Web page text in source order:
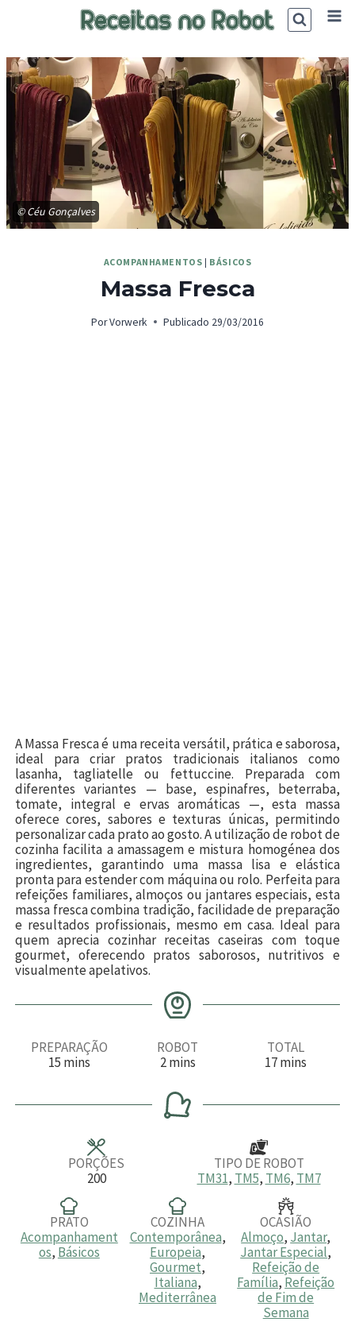
© Céu Gonçalves
ACOMPANHAMENTOS | BÁSICOS
Massa Fresca
PorVorwerk Publicado 29/03/2016
A Massa Fresca é uma receita versátil, prática e saborosa,
ideal para criar pratos tradicionais italianos como
lasanha, tagliatelle ou fettuccine. Preparada com
diferentes variantes — base, espinafres, beterraba,
tomate, integral e ervas aromáticas —, esta massa
oferece cores, sabores e texturas únicas, permitindo
personalizar cada prato ao gosto. A utilização de robot de
cozinha facilita a amassagem e mistura homogénea dos
ingredientes, garantindo uma massa lisa e elástica
pronta para estender com máquina ou rolo. Perfeita para
refeições familiares, almoços ou jantares especiais, esta
massa fresca combina tradição, facilidade de preparação
e resultados profissionais, mesmo em casa. Ideal para
quem aprecia cozinhar receitas caseiras com toque
gourmet, oferecendo pratos saborosos, nutritivos e
visualmente apelativos.
PREPARAÇÃO
15m
u
mins
ROBOT
2m
n
u
t
mins
TOTAL
17m
u
mins
PORÇÕES
200
TIPO DE ROBOT
TM31, TM5, TM6, TM7
PRATO
Acompanhament
os, Básicos
COZINHA
Contemporânea,
Europeia,
Gourmet,
Italiana,
Mediterrânea
OCASIÃO
Almoço, Jantar,
Jantar Especial,
Refeição de
Família, Refeição
de Fim de
Semana